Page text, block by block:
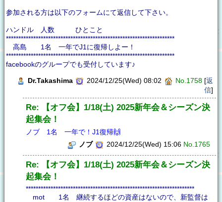
参加される方は以下のフォームにて返信して下さい。
ハンドル 人数 ひとこと
********************************************************************
高島 1名 一年でJ1に復帰しよー！
********************************************************************
facebookのグループでも受付しています♪
Dr.Takashima 2024/12/25(Wed) 08:02 No.1758 [返
信]
Re: 【オフ会】1/18(土) 2025新年会＆シーズン決
起集会！
ノブ 1名 一年で！J1復帰🙌
ノブ
2024/12/25(Wed) 15:06 No.1765
Re: 【オフ会】1/18(土) 2025新年会＆シーズン決
起集会！
********************************************************************
mot 1名 継続するほどの資産はないので、新監督は